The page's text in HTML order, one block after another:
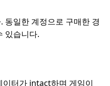
동일한 계정으로 구매한 경
있습니다.
이터가 intact하며 게임이